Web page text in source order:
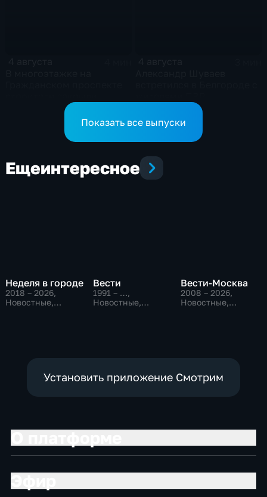
тепловой контур по
временной схемеПоказать все выпуски
Ещеинтересное
Неделя в городе
2018 – 2026,
Новостные,
Вести
1991 – …,
Новостные,
Вести-Москва
2008 – 2026,
Новостные,
Установить приложение Смотрим